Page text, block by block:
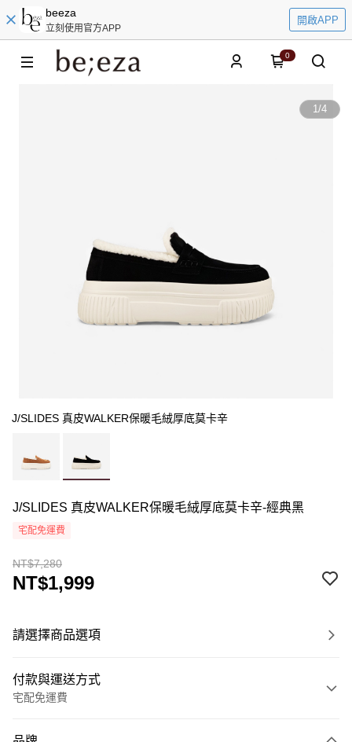
beeza
立刻使用官方APP
開啟APP
0
1/4
J/SLIDES 真皮WALKER保暖毛絨厚底莫卡辛
J/SLIDES 真皮WALKER保暖毛絨厚底莫卡辛-經典黑
宅配免運費
NT$7,280
NT$1,999
請選擇商品選項
付款與運送方式
宅配免運費